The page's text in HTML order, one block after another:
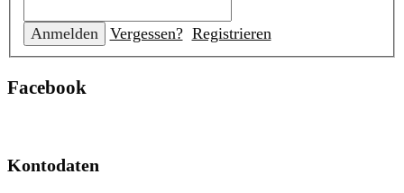
Vergessen? Registrieren
Facebook
Kontodaten